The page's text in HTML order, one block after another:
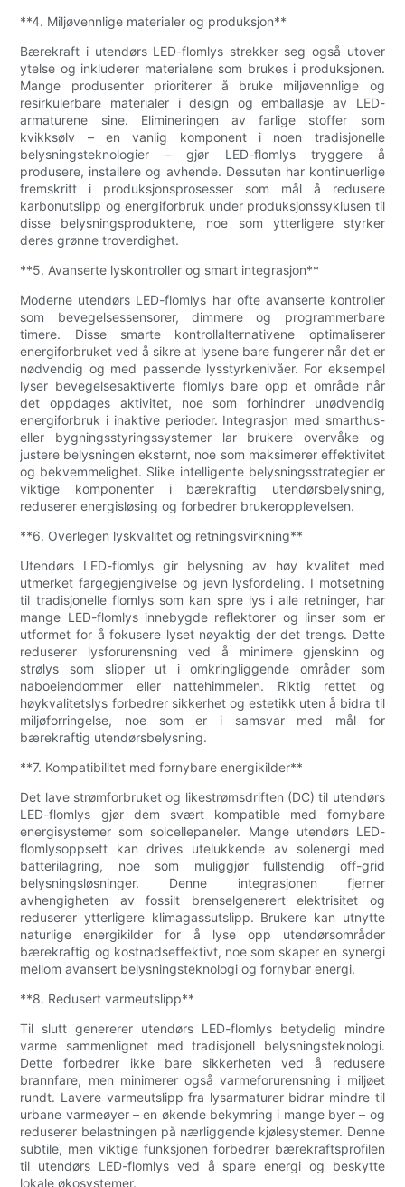
**4. Miljøvennlige materialer og produksjon**
Bærekraft i utendørs LED-flomlys strekker seg også utover
ytelse og inkluderer materialene som brukes i produksjonen.
Mange produsenter prioriterer å bruke miljøvennlige og
resirkulerbare materialer i design og emballasje av LED-
armaturene sine. Elimineringen av farlige stoffer som
kvikksølv – en vanlig komponent i noen tradisjonelle
belysningsteknologier – gjør LED-flomlys tryggere å
produsere, installere og avhende. Dessuten har kontinuerlige
fremskritt i produksjonsprosesser som mål å redusere
karbonutslipp og energiforbruk under produksjonssyklusen til
disse belysningsproduktene, noe som ytterligere styrker
deres grønne troverdighet.
**5. Avanserte lyskontroller og smart integrasjon**
Moderne utendørs LED-flomlys har ofte avanserte kontroller
som bevegelsessensorer, dimmere og programmerbare
timere. Disse smarte kontrollalternativene optimaliserer
energiforbruket ved å sikre at lysene bare fungerer når det er
nødvendig og med passende lysstyrkenivåer. For eksempel
lyser bevegelsesaktiverte flomlys bare opp et område når
det oppdages aktivitet, noe som forhindrer unødvendig
energiforbruk i inaktive perioder. Integrasjon med smarthus-
eller bygningsstyringssystemer lar brukere overvåke og
justere belysningen eksternt, noe som maksimerer effektivitet
og bekvemmelighet. Slike intelligente belysningsstrategier er
viktige komponenter i bærekraftig utendørsbelysning,
reduserer energisløsing og forbedrer brukeropplevelsen.
**6. Overlegen lyskvalitet og retningsvirkning**
Utendørs LED-flomlys gir belysning av høy kvalitet med
utmerket fargegjengivelse og jevn lysfordeling. I motsetning
til tradisjonelle flomlys som kan spre lys i alle retninger, har
mange LED-flomlys innebygde reflektorer og linser som er
utformet for å fokusere lyset nøyaktig der det trengs. Dette
reduserer lysforurensning ved å minimere gjenskinn og
strølys som slipper ut i omkringliggende områder som
naboeiendommer eller nattehimmelen. Riktig rettet og
høykvalitetslys forbedrer sikkerhet og estetikk uten å bidra til
miljøforringelse, noe som er i samsvar med mål for
bærekraftig utendørsbelysning.
**7. Kompatibilitet med fornybare energikilder**
Det lave strømforbruket og likestrømsdriften (DC) til utendørs
LED-flomlys gjør dem svært kompatible med fornybare
energisystemer som solcellepaneler. Mange utendørs LED-
flomlysoppsett kan drives utelukkende av solenergi med
batterilagring, noe som muliggjør fullstendig off-grid
belysningsløsninger. Denne integrasjonen fjerner
avhengigheten av fossilt brenselgenerert elektrisitet og
reduserer ytterligere klimagassutslipp. Brukere kan utnytte
naturlige energikilder for å lyse opp utendørsområder
bærekraftig og kostnadseffektivt, noe som skaper en synergi
mellom avansert belysningsteknologi og fornybar energi.
**8. Redusert varmeutslipp**
Til slutt genererer utendørs LED-flomlys betydelig mindre
varme sammenlignet med tradisjonell belysningsteknologi.
Dette forbedrer ikke bare sikkerheten ved å redusere
brannfare, men minimerer også varmeforurensning i miljøet
rundt. Lavere varmeutslipp fra lysarmaturer bidrar mindre til
urbane varmeøyer – en økende bekymring i mange byer – og
reduserer belastningen på nærliggende kjølesystemer. Denne
subtile, men viktige funksjonen forbedrer bærekraftsprofilen
til utendørs LED-flomlys ved å spare energi og beskytte
lokale økosystemer.